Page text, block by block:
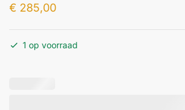
€ 285,00
1 op voorraad